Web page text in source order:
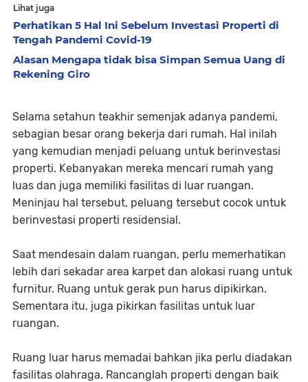
Lihat juga
Perhatikan 5 Hal Ini Sebelum Investasi Properti di
Tengah Pandemi Covid-19
Alasan Mengapa tidak bisa Simpan Semua Uang di
Rekening Giro
Selama setahun teakhir semenjak adanya pandemi,
sebagian besar orang bekerja dari rumah. Hal inilah
yang kemudian menjadi peluang untuk berinvestasi
properti. Kebanyakan mereka mencari rumah yang
luas dan juga memiliki fasilitas di luar ruangan.
Meninjau hal tersebut, peluang tersebut cocok untuk
berinvestasi properti residensial.
Saat mendesain dalam ruangan, perlu memerhatikan
lebih dari sekadar area karpet dan alokasi ruang untuk
furnitur. Ruang untuk gerak pun harus dipikirkan.
Sementara itu, juga pikirkan fasilitas untuk luar
ruangan.
Ruang luar harus memadai bahkan jika perlu diadakan
fasilitas olahraga. Rancanglah properti dengan baik